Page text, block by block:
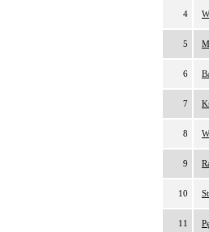
4
5
6
7
8
9
10
11